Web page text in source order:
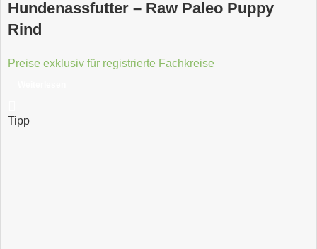
Hundenassfutter – Raw Paleo Puppy
Rind
Preise exklusiv für registrierte Fachkreise
Tipp